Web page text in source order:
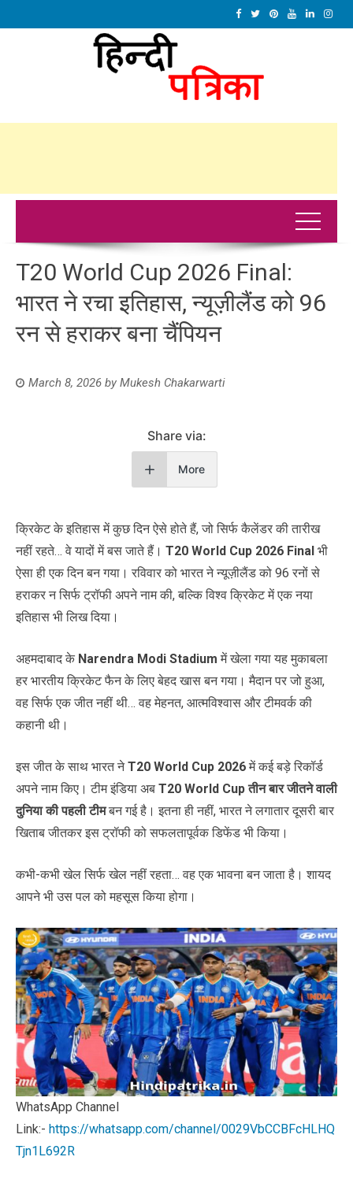
T20 World Cup 2026 Final:
भारत ने रचा इतिहास, न्यूज़ीलैंड को 96
रन से हराकर बना चैंपियन
March 8, 2026 by Mukesh Chakarwarti
Share via:
More
क्रिकेट के इतिहास में कुछ दिन ऐसे होते हैं, जो सिर्फ कैलेंडर की तारीख
नहीं रहते… वे यादों में बस जाते हैं। T20 World Cup 2026 Final भी
ऐसा ही एक दिन बन गया। रविवार को भारत ने न्यूज़ीलैंड को 96 रनों से
हराकर न सिर्फ ट्रॉफी अपने नाम की, बल्कि विश्व क्रिकेट में एक नया
इतिहास भी लिख दिया।
अहमदाबाद के Narendra Modi Stadium में खेला गया यह मुकाबला
हर भारतीय क्रिकेट फैन के लिए बेहद खास बन गया। मैदान पर जो हुआ,
वह सिर्फ एक जीत नहीं थी… वह मेहनत, आत्मविश्वास और टीमवर्क की
कहानी थी।
इस जीत के साथ भारत नेT20 World Cup 2026में कई बड़े रिकॉर्ड
अपने नाम किए। टीम इंडिया अब T20 World Cup तीन बार जीतने वाली
दुनिया की पहली टीमबन गई है। इतना ही नहीं, भारत ने लगातार दूसरी बार
खिताब जीतकर इस ट्रॉफी को सफलतापूर्वक डिफेंड भी किया।
कभी-कभी खेल सिर्फ खेल नहीं रहता… वह एक भावना बन जाता है। शायद
आपने भी उस पल को महसूस किया होगा।
WhatsApp Channel
Link:- https://whatsapp.com/channel/0029VbCCBFcHLHQ
Tjn1L692R